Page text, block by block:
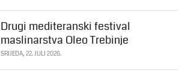
Drugi mediteranski festival
maslinarstva Oleo Trebinje
SRIJEDA, 22. JULI 2026.